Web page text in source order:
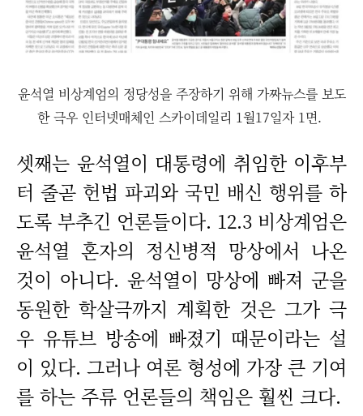
윤석열 비상계엄의 정당성을 주장하기 위해 가짜뉴스를 보도
한 극우 인터넷매체인 스카이데일리 1월17일자 1면.
셋째는 윤석열이 대통령에 취임한 이후부
터 줄곧 헌법 파괴와 국민 배신 행위를 하
도록 부추긴 언론들이다. 12.3 비상계엄은
윤석열 혼자의 정신병적 망상에서 나온
것이 아니다. 윤석열이 망상에 빠져 군을
동원한 학살극까지 계획한 것은 그가 극
우 유튜브 방송에 빠졌기 때문이라는 설
이 있다. 그러나 여론 형성에 가장 큰 기여
를 하는 주류 언론들의 책임은 훨씬 크다.